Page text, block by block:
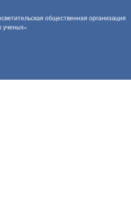
общественная организация
ученых»